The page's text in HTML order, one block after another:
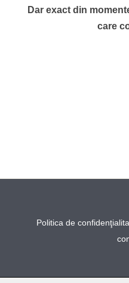
Dar exact din
care
Politica de